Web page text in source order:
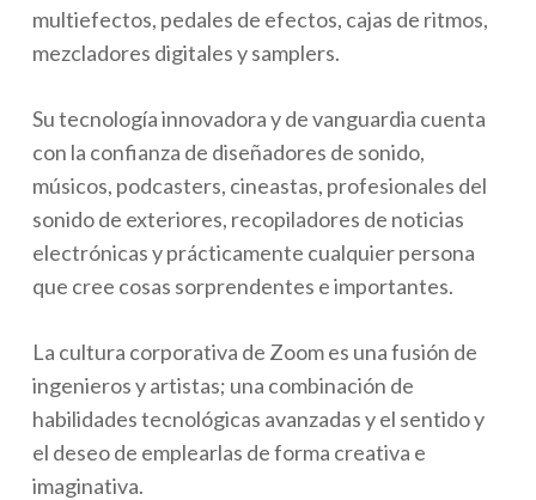
multiefectos, pedales de efectos, cajas de ritmos,
mezcladores digitales y samplers.
Su tecnología innovadora y de vanguardia cuenta
con la confianza de diseñadores de sonido,
músicos, podcasters, cineastas, profesionales del
sonido de exteriores, recopiladores de noticias
electrónicas y prácticamente cualquier persona
que cree cosas sorprendentes e importantes.
La cultura corporativa de Zoom es una fusión de
ingenieros y artistas; una combinación de
habilidades tecnológicas avanzadas y el sentido y
el deseo de emplearlas de forma creativa e
imaginativa.